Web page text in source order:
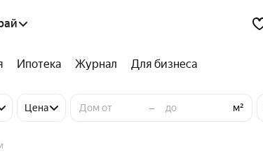
Ипотека Журнал Для бизнеса
Цена – м²